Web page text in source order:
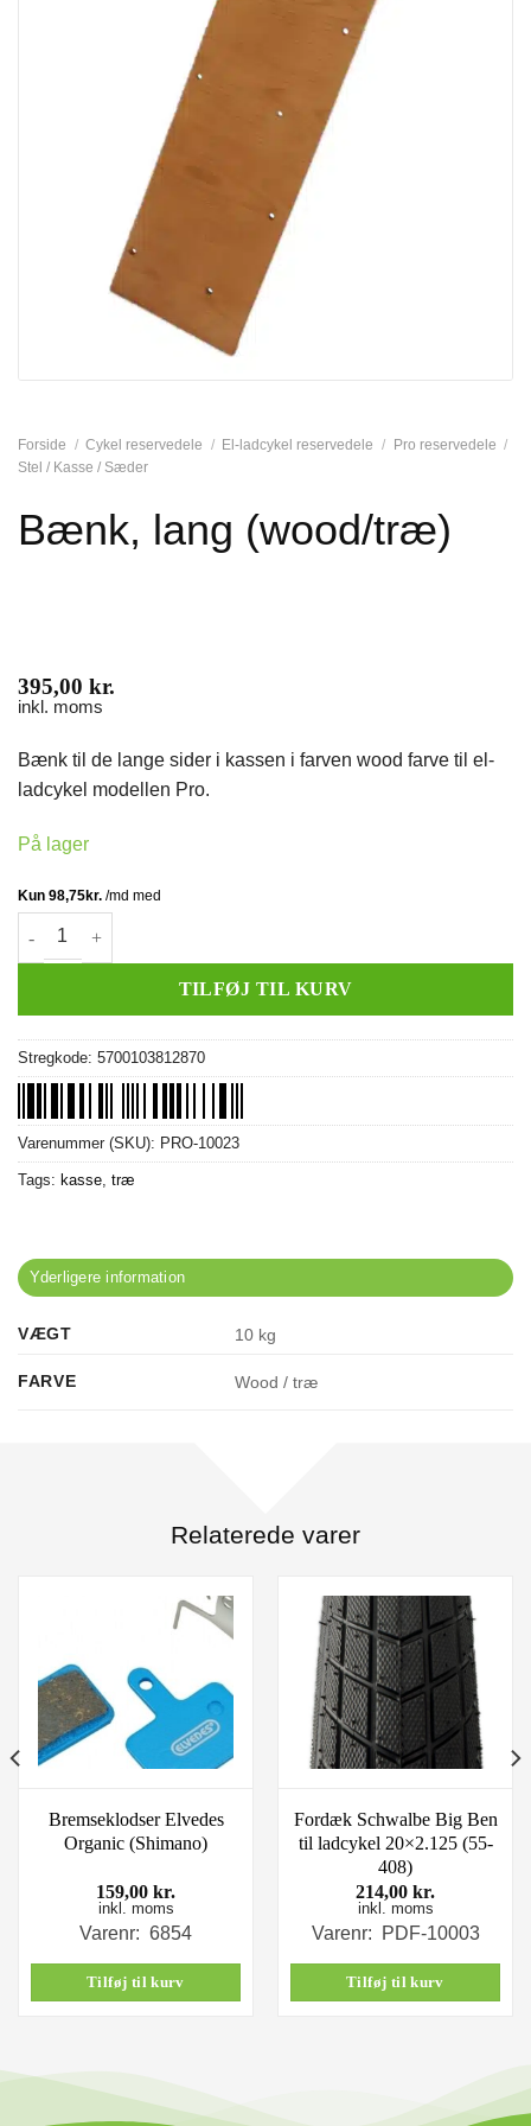
Forside / Cykel reservedele / El-ladcykel reservedele / Pro reservedele /
Stel / Kasse / Sæder
Bænk, lang (wood/træ)
395,00 kr.
inkl. moms
Bænk til de lange sider i kassen i farven wood farve til el-
ladcykel modellen Pro.
På lager
Bænk, lang (wood/træ) antal
TILFØJ TIL KURV
Stregkode: 5700103812870
Varenummer (SKU): PRO-10023
Tags: kasse, træ
Yderligere information
VÆGT 10 kg
FARVE Wood / træ
Relaterede varer
Bremseklodser Elvedes
Organic (Shimano)
159,00 kr.
inkl. moms
Varenr: 6854
Tilføj til kurv
Fordæk Schwalbe Big Ben
til ladcykel 20×2.125 (55-
408)
214,00 kr.
inkl. moms
Varenr: PDF-10003
Tilføj til kurv